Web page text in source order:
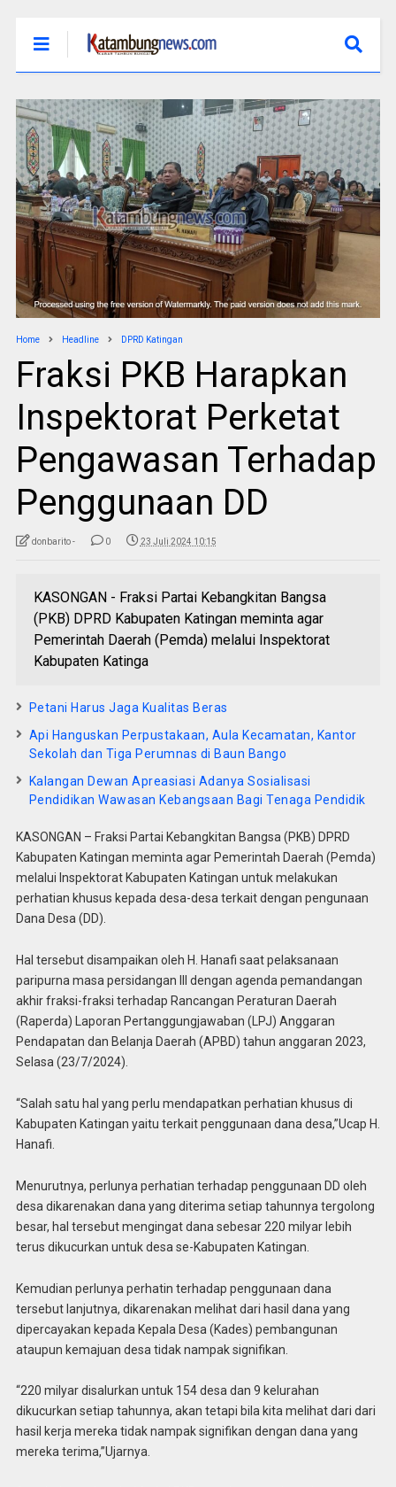
Home Headline DPRD Katingan
Fraksi PKB Harapkan
Inspektorat Perketat
Pengawasan Terhadap
Penggunaan DD
donbarito - 0 23 Juli 2024 10:15
KASONGAN - Fraksi Partai Kebangkitan Bangsa
(PKB) DPRD Kabupaten Katingan meminta agar
Pemerintah Daerah (Pemda) melalui Inspektorat
Kabupaten Katinga
Petani Harus Jaga Kualitas Beras
Api Hanguskan Perpustakaan, Aula Kecamatan, Kantor
Sekolah dan Tiga Perumnas di Baun Bango
Kalangan Dewan Apreasiasi Adanya Sosialisasi
Pendidikan Wawasan Kebangsaan Bagi Tenaga Pendidik
KASONGAN – Fraksi Partai Kebangkitan Bangsa (PKB) DPRD
Kabupaten Katingan meminta agar Pemerintah Daerah (Pemda)
melalui Inspektorat Kabupaten Katingan untuk melakukan
perhatian khusus kepada desa-desa terkait dengan pengunaan
Dana Desa (DD).
Hal tersebut disampaikan oleh H. Hanafi saat pelaksanaan
paripurna masa persidangan III dengan agenda pemandangan
akhir fraksi-fraksi terhadap Rancangan Peraturan Daerah
(Raperda) Laporan Pertanggungjawaban (LPJ) Anggaran
Pendapatan dan Belanja Daerah (APBD) tahun anggaran 2023,
Selasa (23/7/2024).
“Salah satu hal yang perlu mendapatkan perhatian khusus di
Kabupaten Katingan yaitu terkait penggunaan dana desa,”Ucap H.
Hanafi.
Menurutnya, perlunya perhatian terhadap penggunaan DD oleh
desa dikarenakan dana yang diterima setiap tahunnya tergolong
besar, hal tersebut mengingat dana sebesar 220 milyar lebih
terus dikucurkan untuk desa se-Kabupaten Katingan.
Kemudian perlunya perhatin terhadap penggunaan dana
tersebut lanjutnya, dikarenakan melihat dari hasil dana yang
dipercayakan kepada Kepala Desa (Kades) pembangunan
ataupun kemajuan desa tidak nampak signifikan.
“220 milyar disalurkan untuk 154 desa dan 9 kelurahan
dikucurkan setiap tahunnya, akan tetapi bila kita melihat dari dari
hasil kerja mereka tidak nampak signifikan dengan dana yang
mereka terima,”Ujarnya.